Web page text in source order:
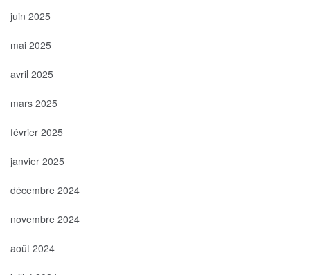
juin 2025
mai 2025
avril 2025
mars 2025
février 2025
janvier 2025
décembre 2024
novembre 2024
août 2024